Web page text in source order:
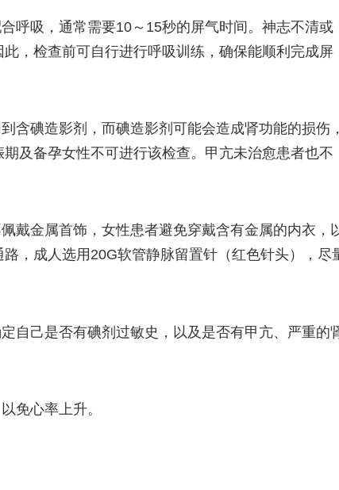
呼吸，通常需要10～15秒的屏气时间。神志不清或
，检查前可自行进行呼吸训练，确保能顺利完成屏
含碘造影剂，而碘造影剂可能会造成肾功能的损伤
及备孕女性不可进行该检查。甲亢未治愈患者也不
戴金属首饰，女性患者避免穿戴含有金属的内衣，
，成人选用20G软管静脉留置针（红色针头），尽
自己是否有碘剂过敏史，以及是否有甲亢、严重的
免心率上升。